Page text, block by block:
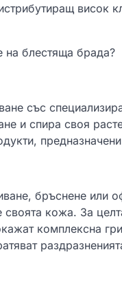
висок
на блестяща брада?
със
и спира своя
бръснене или
кожа. За
комплексна